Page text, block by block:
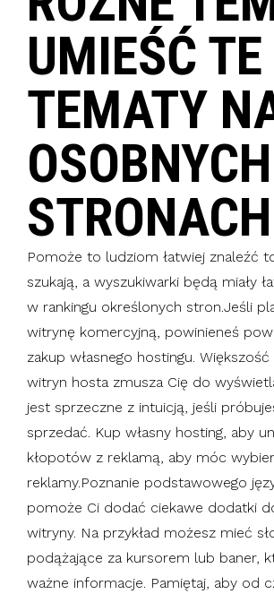
UMIEŚĆ TE
TEMATY
OSOBNYCH
Pomoże to ludziom łatwiej znaleźć
szukają, a wyszukiwarki będą miały
w rankingu określonych stron.Jeśli
witrynę komercyjną, powinieneś
zakup własnego hostingu.
witryn hosta zmusza Cię do
jest sprzeczne z intuicją, jeśli
sprzedać. Kup własny hosting, aby
kłopotów z reklamą, aby móc
reklamy.Poznanie podstawowego
pomoże Ci dodać ciekawe dodatki
witryny. Na przykład możesz mieć
podążające za kursorem lub baner,
ważne informacje. Pamiętaj, aby od